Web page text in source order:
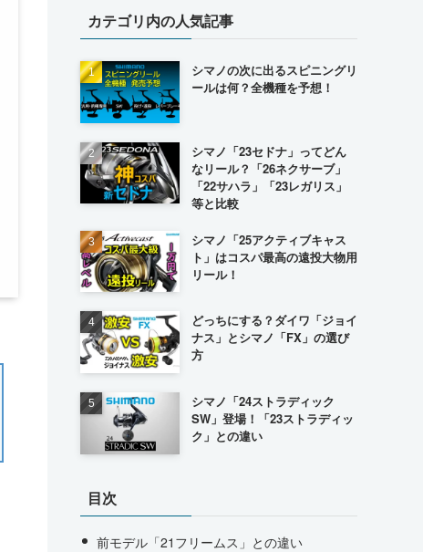
カテゴリ内の人気記事
シマノの次に出るスピニングリ
ールは何？全機種を予想！
シマノ「23セドナ」ってどん
なリール？「26ネクサーブ」
「22サハラ」「23レガリス」
等と比較
シマノ「25アクティブキャス
ト」はコスパ最高の遠投大物用
リール！
どっちにする？ダイワ「ジョイ
ナス」とシマノ「FX」の選び
方
シマノ「24ストラディック
SW」登場！「23ストラディッ
ク」との違い
目次
前モデル「21フリームス」との違い